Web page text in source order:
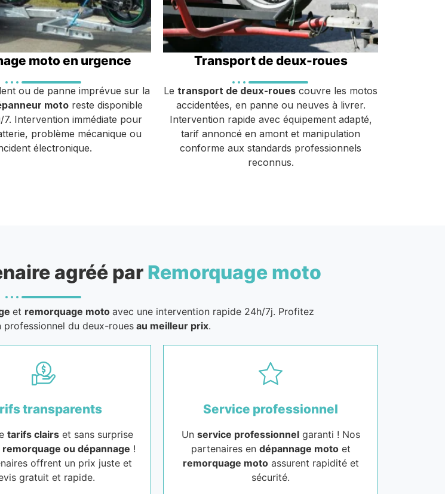
moto en urgence
ou de panne imprévue sur la
moto reste disponible
Intervention immédiate pour
problème mécanique ou
électronique.
Transport de deux-roues
Le transport de deux-roues couvre les motos
accidentées, en panne ou neuves à livrer.
Intervention rapide avec équipement adapté,
tarif annoncé en amont et manipulation
conforme aux standards professionnels
reconnus.
agréé par Remorquage moto
et remorquage moto avec une intervention rapide 24h/7j. Profitez
professionnel du deux-rouesau meilleur prix.
transparents
tarifs clairs et sans surprise
remorquage ou dépannage !
offrent un prix juste et
gratuit et rapide.
Service professionnel
Un service professionnelgaranti ! Nos
partenaires en dépannage motoet
remorquage motoassurent rapidité et
sécurité.